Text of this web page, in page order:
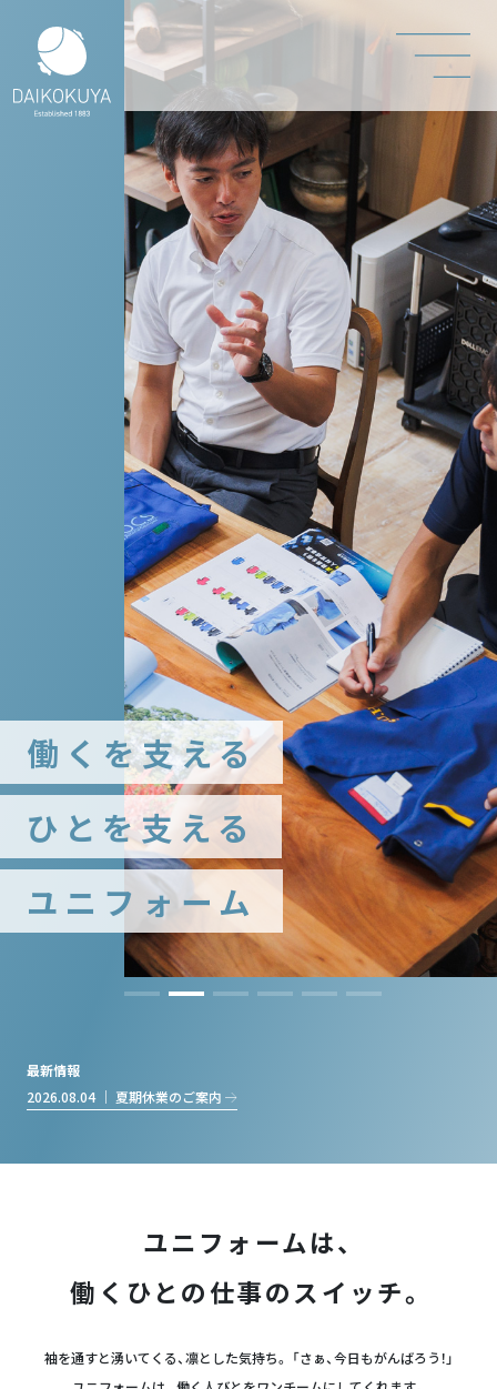
働くを支える
ひとを支える
ユニフォーム
最新情報
2026.08.04 ｜ 夏期休業のご案内
ユニフォームは、
働くひとの仕事のスイッチ。
袖を通すと湧いてくる、凛とした気持ち。 「さぁ、今日もがんばろう！」